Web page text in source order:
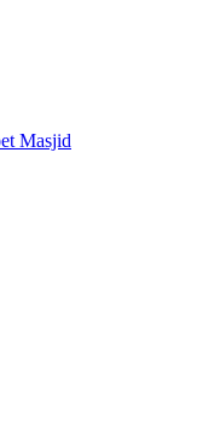
Masjid